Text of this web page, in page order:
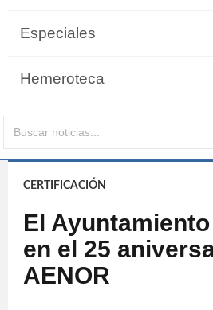
Especiales
Hemeroteca
CERTIFICACIÓN
El
en el 25
AENOR